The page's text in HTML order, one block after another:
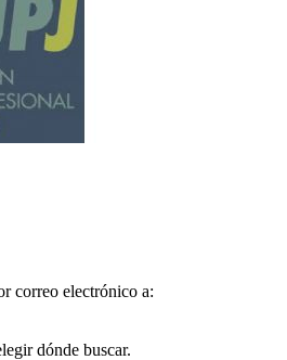
correo electrónico a:
dónde buscar.